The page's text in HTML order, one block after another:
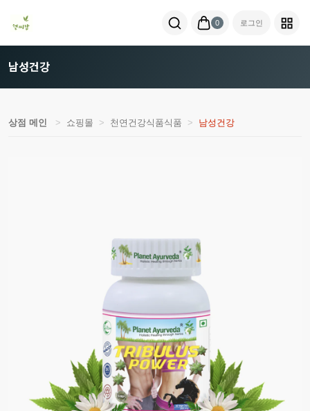
0 로그인
남성건강
상점 메인 쇼핑몰 천연건강식품식품 남성건강